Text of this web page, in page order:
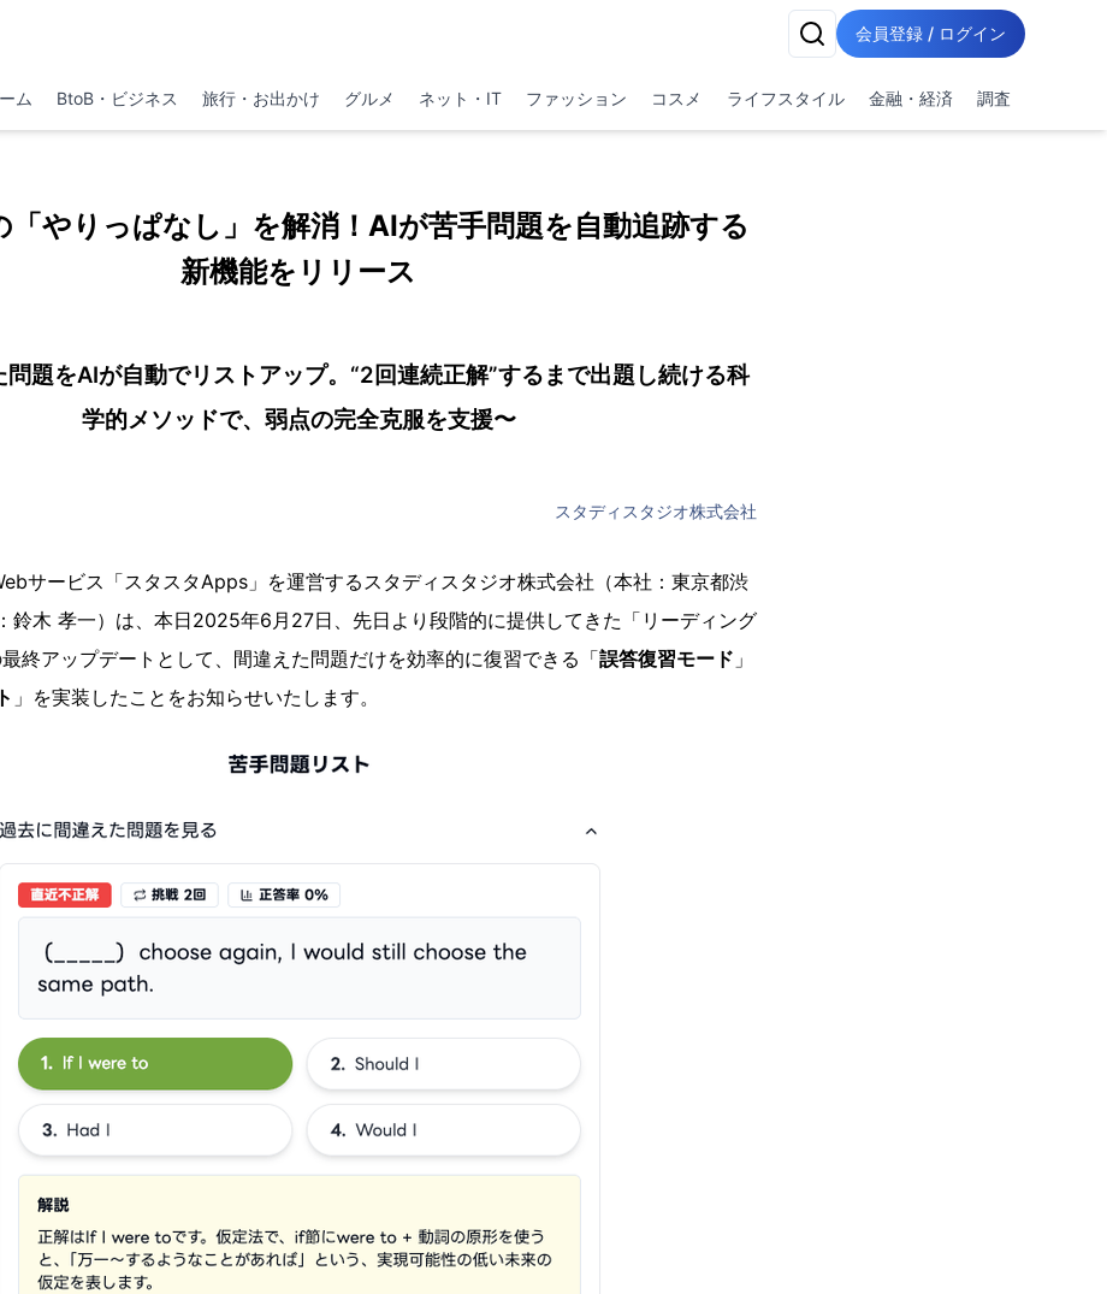
会員登録 / ログイン
ム BtoB・ビジネス 旅行・お出かけ グルメ ネット・IT ファッション コスメ ライフスタイル 金融・経済 調査
「やりっぱなし」を解消！AIが苦手問題を自動追跡する
新機能をリリース
問題をAIが自動でリストアップ。“2回連続正解”するまで出題し続ける科
学的メソッドで、弱点の完全克服を支援〜
スタディスタジオ株式会社
サービス「スタスタApps」を運営するスタディスタジオ株式会社（本社：東京都渋
鈴木 孝一）は、本日2025年6月27日、先日より段階的に提供してきた「リーディング
終アップデートとして、間違えた問題だけを効率的に復習できる「誤答復習モード 」
」を実装したことをお知らせいたします。